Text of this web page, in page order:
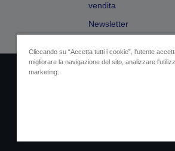
vendita
Newsletter
Cliccando su “Accetta tutti i cookie”, l'utente
migliorare la navigazione del sito, analizzare
marketing.